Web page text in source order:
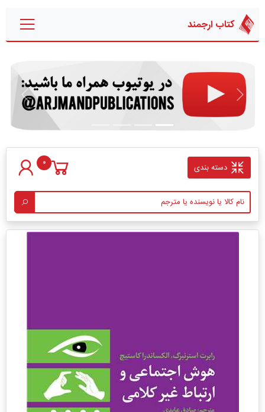
کتاب ارجمند
قبلی بعدی
دسته بندی 0